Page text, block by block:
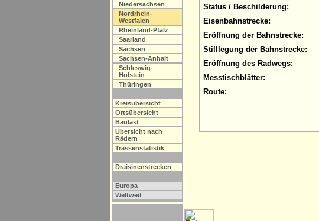
Niedersachsen
Nordrhein-
Westfalen
Rheinland-Pfalz
Saarland
Sachsen
Sachsen-Anhalt
Schleswig-
Holstein
Thüringen
Kreisübersicht
Ortsübersicht
Baulast
Übersicht nach
Rädern
Trassenstatistik
Draisinenstrecken
Europa
Weltweit
Status / Beschilderung:
Eisenbahnstrecke:
Eröffnung der Bahnstrecke:
Stilllegung der Bahnstrecke:
Eröffnung des Radwegs:
Messtischblätter:
Route: